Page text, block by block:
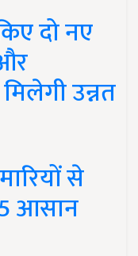
दो नए
उन्नत
से
आसान